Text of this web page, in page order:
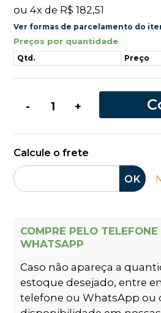
ou 4x de R$ 182,51
Ver formas de parcelamento do
Preços por quantidade
Qtd. Preço
- +
Calcule o frete
OK
COMPRE PELO TELEFONE
WHATSAPP
Caso não apareça a
estoque desejado, entre
telefone ou WhatsApp ou